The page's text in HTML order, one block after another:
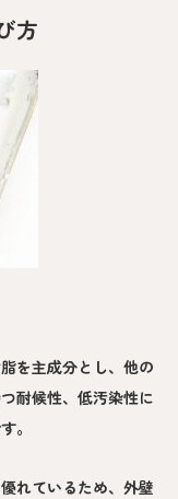
方
を主成分とし、他の
耐候性、低汚染性に
。
れているため、外壁